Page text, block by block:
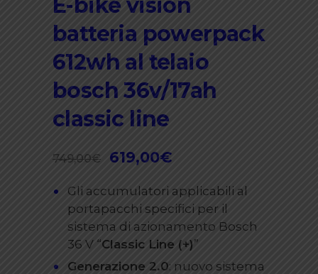
E-bike vision
batteria powerpack
612wh al telaio
bosch 36v/17ah
classic line
749,00€
Il
originale
era:
749,00€.
619,00€
attuale
è:
619,00€.
Gli accumulatori applicabili al
portapacchi specifici per il
sistema di azionamento Bosch
36 V “Classic Line (+)”
Generazione 2.0: nuovo sistema